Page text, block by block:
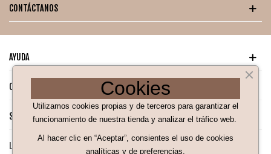
CONTÁCTANOS
AYUDA
CATÁLOGO PARA TI
SÍGUENOS EN NUESTRAS REDES SOCIALES
LEGAL
Cookies
Utilizamos cookies propias y de terceros para garantizar el
funcionamiento de nuestra tienda y analizar el tráfico web.
Al hacer clic en “Aceptar”, consientes el uso de cookies
analíticas y de preferencias.